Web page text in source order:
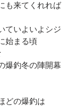
も来てくれれば
ていよいよシジ
始まる頃
爆釣冬の陣開幕
どの爆釣は